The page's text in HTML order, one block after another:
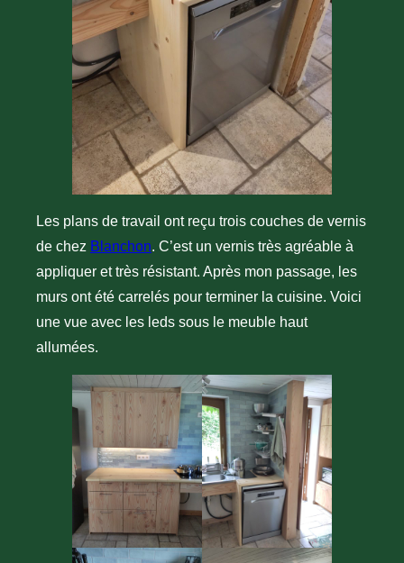
Les plans de travail ont reçu trois couches de vernis
de chez Blanchon. C’est un vernis très agréable à
appliquer et très résistant. Après mon passage, les
murs ont été carrelés pour terminer la cuisine. Voici
une vue avec les leds sous le meuble haut
allumées.